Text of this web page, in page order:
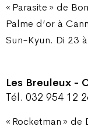
« Parasite » de
Palme d’or à
Sun-Kyun. Di 23
Les Breuleux -
Tél. 032 954 12
« Rocketman »